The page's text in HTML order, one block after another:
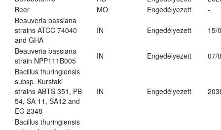
Beer
MO Engedélyezett
-
Beauveria bassiana
strains ATCC 74040
and GHA
IN Engedélyezett 15/
Beauveria bassiana
strain NPP111B005
IN Engedélyezett
07/
Bacillus thuringiensis
subsp. Kurstaki
strains ABTS 351, PB
54, SA 11, SA12 and
EG 2348
IN Engedélyezett
Bacillus thuringiensis